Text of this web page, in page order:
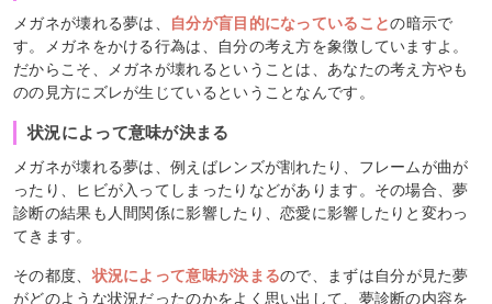
メガネが壊れる夢は、 自分が盲目的になっていることの暗示で
す。メガネをかける行為は、自分の考え方を象徴していますよ。
だからこそ、メガネが壊れるということは、あなたの考え方やも
のの見方にズレが生じているということなんです。
状況によって意味が決まる
メガネが壊れる夢は、例えばレンズが割れたり、フレームが曲が
ったり、ヒビが入ってしまったりなどがあります。その場合、夢
診断の結果も人間関係に影響したり、恋愛に影響したりと変わっ
てきます。
その都度、状況によって意味が決まるので、まずは自分が見た夢
がどのような状況だったのかをよく思い出して、夢診断の内容を